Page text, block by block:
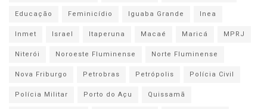
Educação
Feminicídio Iguaba Grande
Inea
Inmet
Israel Itaperuna Macaé Maricá
MPRJ
Niterói
Noroeste Fluminense
Norte Fluminense
Nova Friburgo
Petrobras Petrópolis
Polícia Civil
Polícia Militar
Porto do Açu
Quissamã